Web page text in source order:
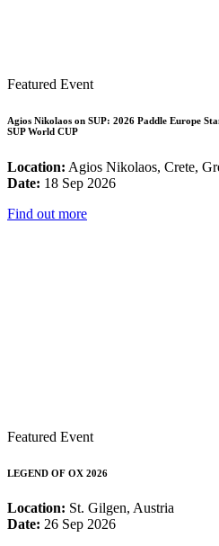
Featured Event
Agios Nikolaos on SUP: 2026 Paddle Europe
SUP World CUP
Location: Agios Nikolaos, Crete,
Date: 18 Sep 2026
Find out more
Featured Event
LEGEND OF OX 2026
Location: St. Gilgen, Austria
Date: 26 Sep 2026